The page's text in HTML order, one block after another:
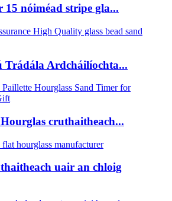
15 nóiméad stripe gla...
Trádála Ardcháilíochta...
cruthaitheach...
uair an chloig